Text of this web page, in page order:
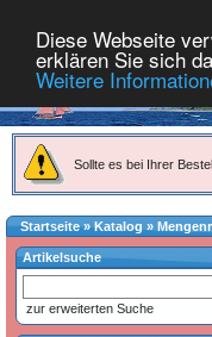
Diese Webseite
erklären Sie sich
Weitere
Sollte es bei Ihrer
Startseite»Katalog »
Artikelsuche
zur erweiterten Suche